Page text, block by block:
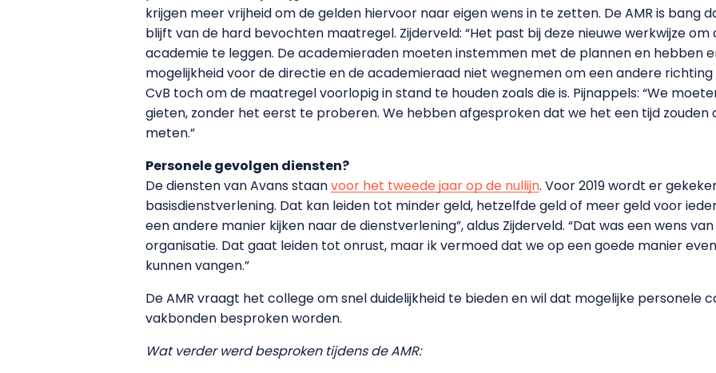
krijgen meer vrijheid om de gelden hiervoor naar eigen wens in te zetten. De AMR is bang
blijft van de hard bevochten maatregel. Zijderveld: “Het past bij deze nieuwe werkwijze
academie te leggen. De academieraden moeten instemmen met de plannen en hebben
mogelijkheid voor de directie en de academieraad niet wegnemen om een andere richting
CvB toch om de maatregel voorlopig in stand te houden zoals die is. Pijnappels: “We
gieten, zonder het eerst te proberen. We hebben afgesproken dat we het een tijd zouden
meten.”
Personele gevolgen diensten?
De diensten van Avans staanvoor het tweede jaar op de nullijn. Voor 2019 wordt er
basisdienstverlening. Dat kan leiden tot minder geld, hetzelfde geld of meer geld voor
een andere manier kijken naar de dienstverlening”, aldus Zijderveld. “Dat was een wens
organisatie. Dat gaat leiden tot onrust, maar ik vermoed dat we op een goede manier
kunnen vangen.”
De AMR vraagt het college om snel duidelijkheid te bieden en wil dat mogelijke personele
vakbonden besproken worden.
Wat verder werd besproken tijdens de AMR: